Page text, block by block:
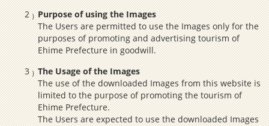
Purpose of using the Images
The Users are permitted to use the Images only for the
purposes of promoting and advertising tourism of
Ehime Prefecture in goodwill.
The Usage of the Images
The use of the downloaded Images from this website is
limited to the purpose of promoting the tourism of
Ehime Prefecture.
The Users are expected to use the downloaded Images